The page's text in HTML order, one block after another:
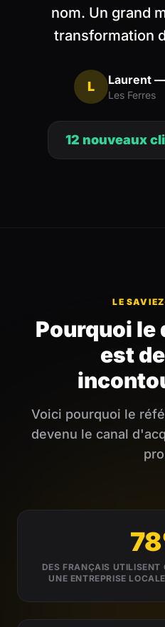
nom. Un grand
transformation
L Laurent
Les Ferres
12 nouveaux
LE
Pourquoi le
est
Voici pourquoi le
devenu le canal
DES FRANÇAIS UTILISENT
UNE ENTREPRISE